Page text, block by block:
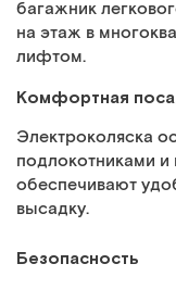
багажник
на этаж в
лифтом.
Комфортная
Электроколяска
подлокотниками
обеспечивают
высадку.
Безопасность